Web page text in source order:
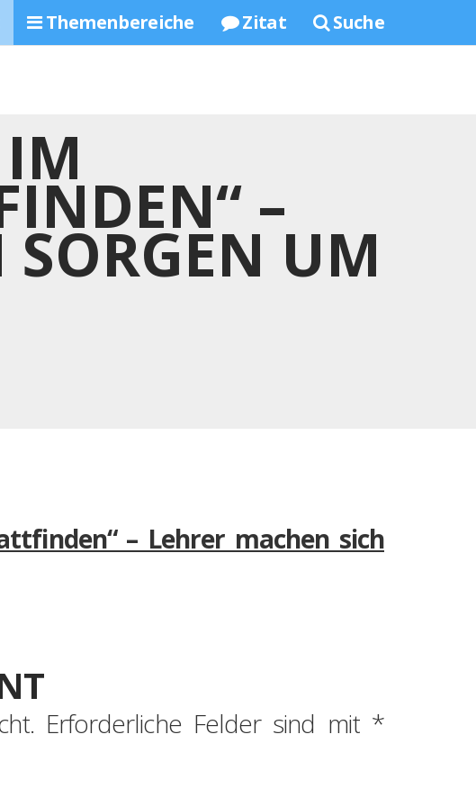
Themenbereiche Zitat Suche
–
SORGEN UM
– Lehrer machen sich
Erforderliche Felder sind mit *